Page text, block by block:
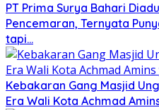
PT Prima Surya Bahari
Pencemaran, Ternyata
tapi…
Kebakaran Gang Masjid
Era Wali Kota Achmad